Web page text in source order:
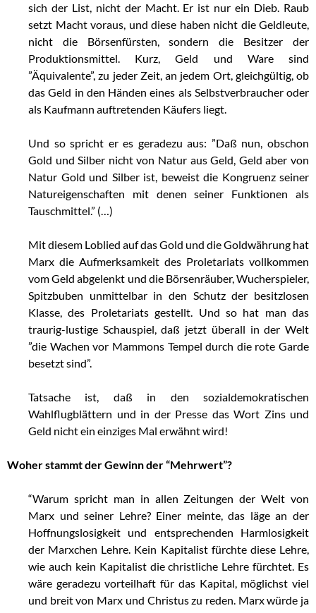
sich der List, nicht der Macht. Er ist nur ein Dieb. Raub
setzt Macht voraus, und diese haben nicht die Geldleute,
nicht die Börsenfürsten, sondern die Besitzer der
Produktionsmittel. Kurz, Geld und Ware sind
”Äquivalente”, zu jeder Zeit, an jedem Ort, gleichgültig, ob
das Geld in den Händen eines als Selbstverbraucher oder
als Kaufmann auftretenden Käufers liegt.
Und so spricht er es geradezu aus: ”Daß nun, obschon
Gold und Silber nicht von Natur aus Geld, Geld aber von
Natur Gold und Silber ist, beweist die Kongruenz seiner
Natureigenschaften mit denen seiner Funktionen als
Tauschmittel.” (…)
Mit diesem Loblied auf das Gold und die Goldwährung hat
Marx die Aufmerksamkeit des Proletariats vollkommen
vom Geld abgelenkt und die Börsenräuber, Wucherspieler,
Spitzbuben unmittelbar in den Schutz der besitzlosen
Klasse, des Proletariats gestellt. Und so hat man das
traurig-lustige Schauspiel, daß jetzt überall in der Welt
”die Wachen vor Mammons Tempel durch die rote Garde
besetzt sind”.
Tatsache ist, daß in den sozialdemokratischen
Wahlflugblättern und in der Presse das Wort Zins und
Geld nicht ein einziges Mal erwähnt wird!
Woher stammt der Gewinn der “Mehrwert”?
“Warum spricht man in allen Zeitungen der Welt von
Marx und seiner Lehre? Einer meinte, das läge an der
Hoffnungslosigkeit und entsprechenden Harmlosigkeit
der Marxchen Lehre. Kein Kapitalist fürchte diese Lehre,
wie auch kein Kapitalist die christliche Lehre fürchtet. Es
wäre geradezu vorteilhaft für das Kapital, möglichst viel
und breit von Marx und Christus zu reden. Marx würde ja